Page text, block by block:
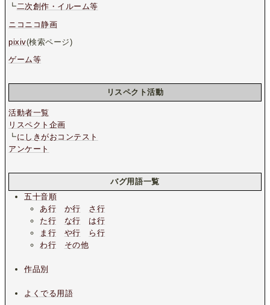
┗二次創作・イルーム等
ニコニコ静画
pixiv(検索ページ)
ゲーム等
リスペクト活動
活動者一覧
リスペクト企画
┗にしきがおコンテスト
アンケート
バグ用語一覧
五十音順
あ行
か行
さ行
た行
な行
は行
ま行
や行
ら行
わ行
その他
作品別
よくでる用語